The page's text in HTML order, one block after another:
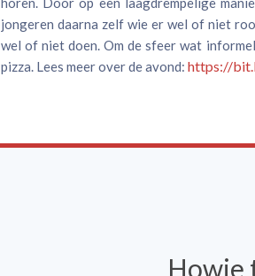
jongeren daarna zelf wie er wel of niet
wel of niet doen. Om de sfeer wat
pizza. Lees meer over de avond:https://
Howie